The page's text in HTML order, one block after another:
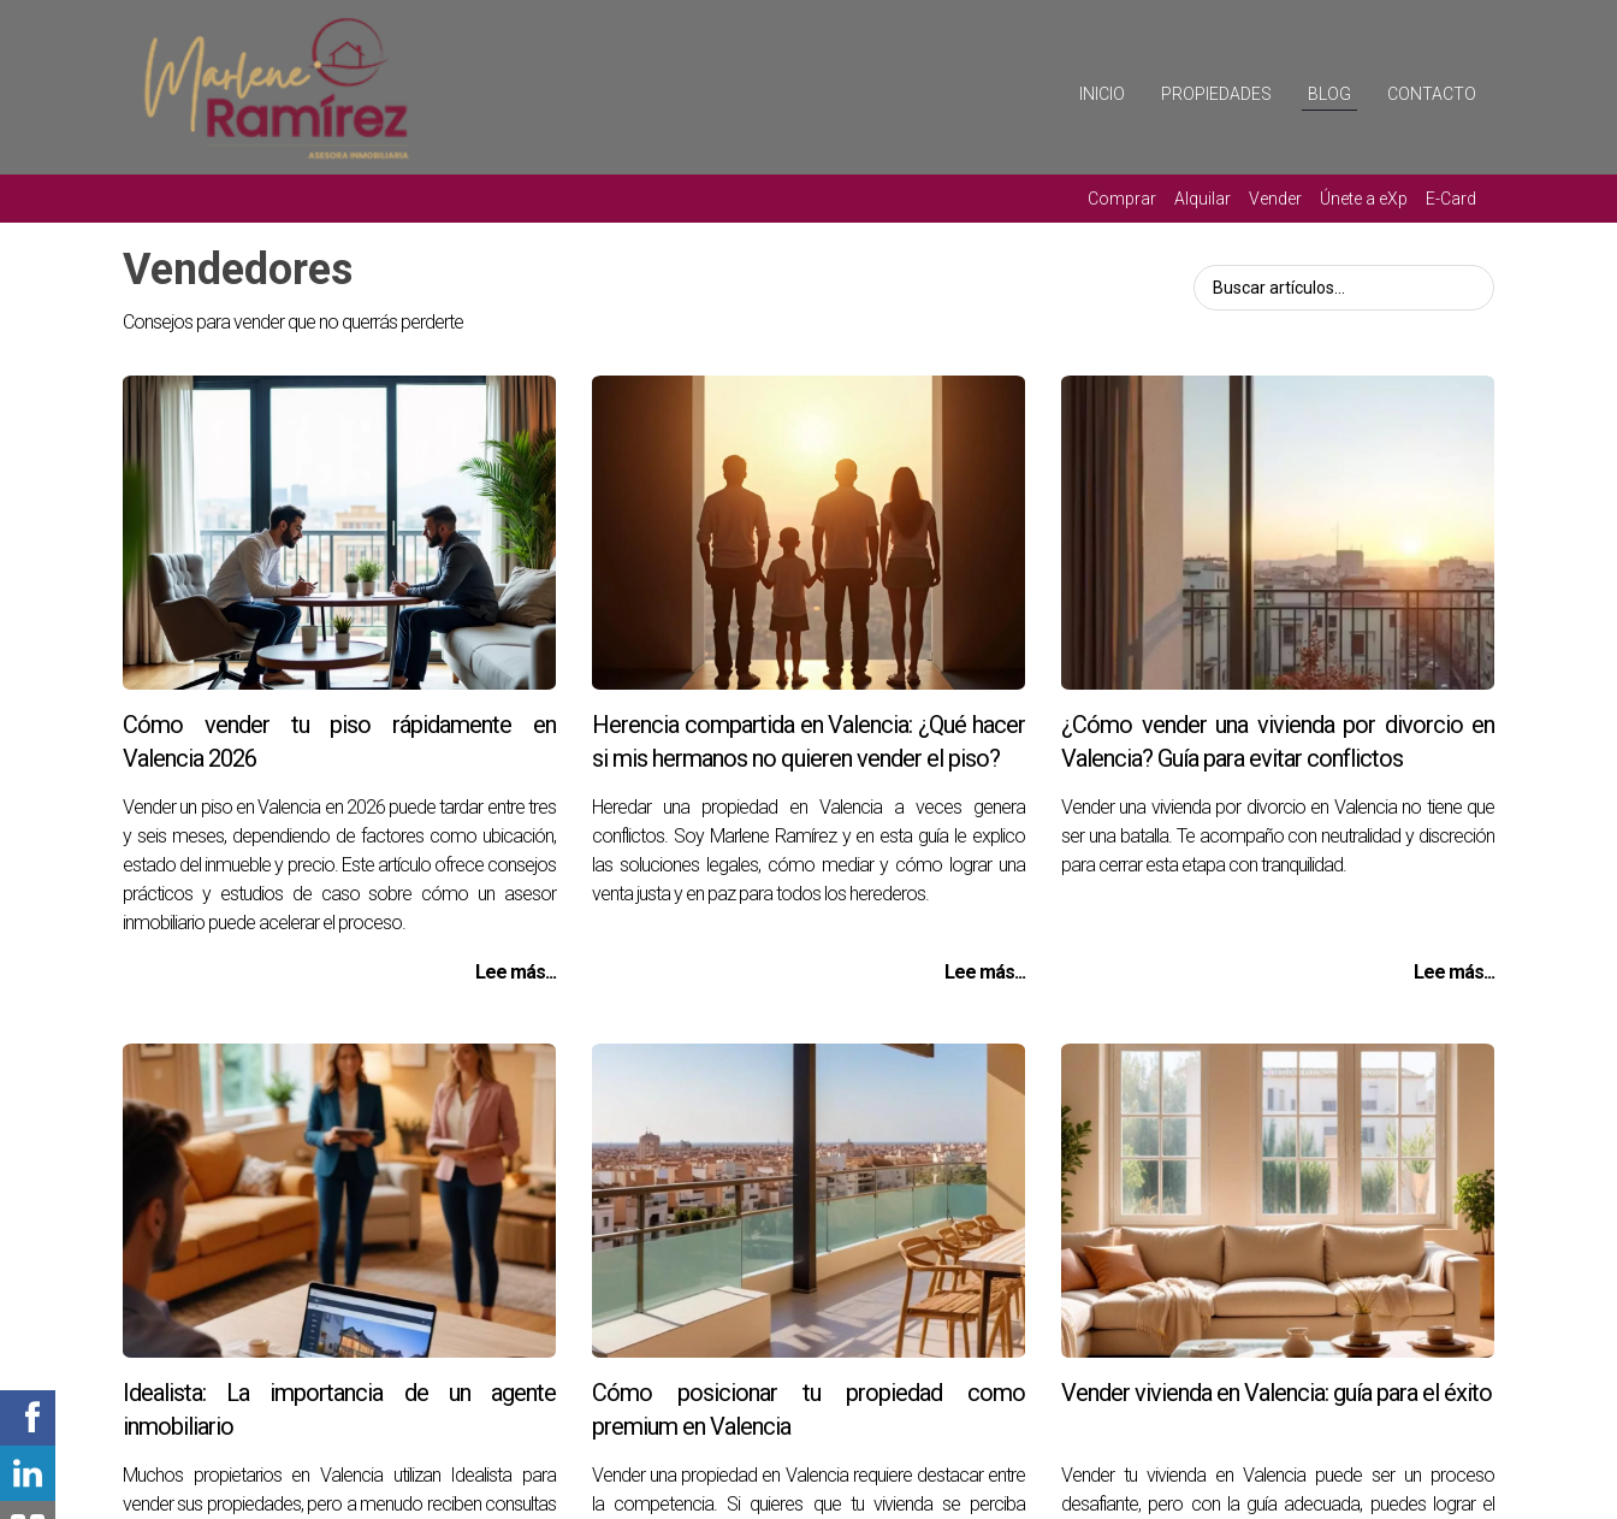
INICIO PROPIEDADES BLOG CONTACTO
Comprar Alquilar Vender Únete a eXp E-Card
Vendedores
Consejos para vender que no querrás perderte
Cómo vender tu piso rápidamente en
Valencia 2026
Vender un piso en Valencia en 2026 puede tardar entre tres
y seis meses, dependiendo de factores como ubicación,
estado del inmueble y precio. Este artículo ofrece consejos
prácticos y estudios de caso sobre cómo un asesor
inmobiliario puede acelerar el proceso.
Lee más...
Herencia compartida en Valencia: ¿Qué hacer
si mis hermanos no quieren vender el piso?
Heredar una propiedad en Valencia a veces genera
conflictos. Soy Marlene Ramírez y en esta guía le explico
las soluciones legales, cómo mediar y cómo lograr una
venta justa y en paz para todos los herederos.
Lee más...
¿Cómo vender una vivienda por divorcio en
Valencia? Guía para evitar conflictos
Vender una vivienda por divorcio en Valencia no tiene que
ser una batalla. Te acompaño con neutralidad y discreción
para cerrar esta etapa con tranquilidad.
Lee más...
Idealista: La importancia de un agente
inmobiliario
Muchos propietarios en Valencia utilizan Idealista para
vender sus propiedades, pero a menudo reciben consultas
Cómo posicionar tu propiedad como
premium en Valencia
Vender una propiedad en Valencia requiere destacar entre
la competencia. Si quieres que tu vivienda se perciba
Vender vivienda en Valencia: guía para el éxito
Vender tu vivienda en Valencia puede ser un proceso
desafiante, pero con la guía adecuada, puedes lograr el